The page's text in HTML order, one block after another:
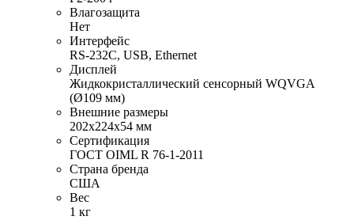
Влагозащита
Нет
Интерфейс
RS-232C, USB, Ethernet
Дисплей
Жидкокристаллический сенсорный WQVGA
(Ø109 мм)
Внешние размеры
202х224х54 мм
Сертификация
ГОСТ OIML R 76-1-2011
Страна бренда
США
Вес
1 кг